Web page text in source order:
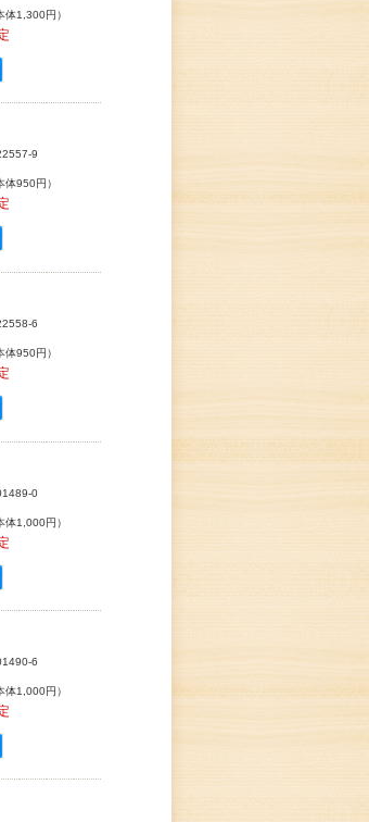
体1,300円）
9
体950円）
6
体950円）
0
体1,000円）
6
体1,000円）